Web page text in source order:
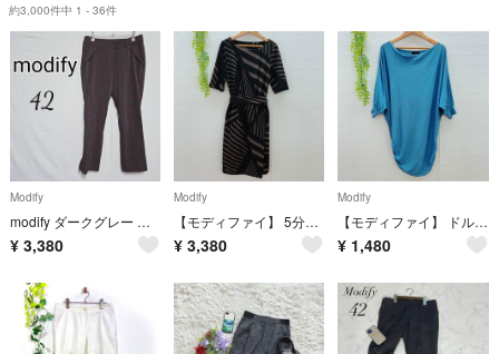
約3,000件中 1 - 36件
Modify
modify ダークグレー スリムフィットパンツ 42
¥ 3,380
Modify
【モディファイ】 5分袖ワンピース インナーキャミ ウエスト切り替え ベルト付き
¥ 3,380
Modify
【モディファイ】 ドルマンニット ボートネック 寒色系 （L） シルク 絹混
¥ 1,480